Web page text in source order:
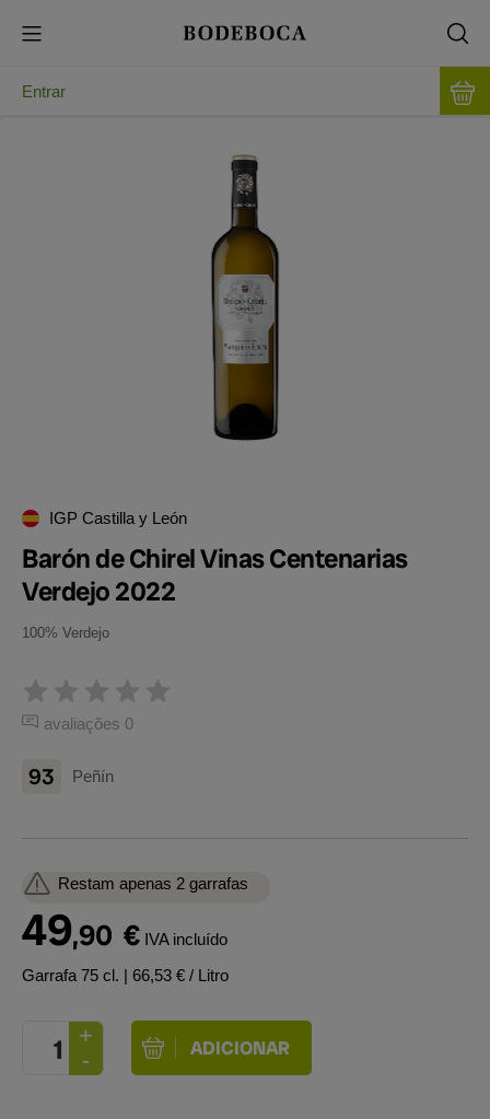
Entrar
IGP Castilla y León
Barón de Chirel Vinas Centenarias
Verdejo 2022
100% Verdejo
avaliações 0
93 Peñín
Restam apenas 2 garrafas
49,90 € IVA incluído
Garrafa 75 cl. | 66,53 € / Litro